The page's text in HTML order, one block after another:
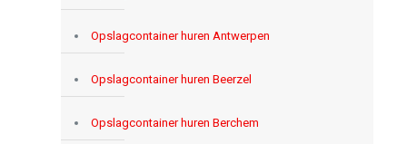
Opslagcontainer huren Antwerpen
Opslagcontainer huren Beerzel
Opslagcontainer huren Berchem